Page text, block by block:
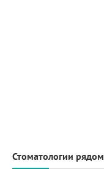
Стоматологии рядом